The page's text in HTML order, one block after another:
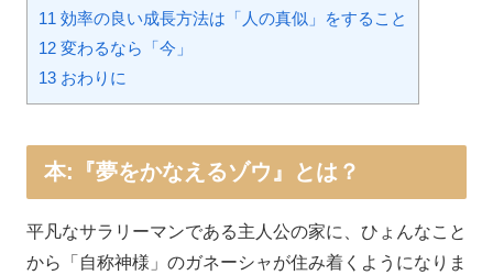
11 効率の良い成長方法は「人の真似」をすること
12 変わるなら「今」
13 おわりに
本:『夢をかなえるゾウ』とは？
平凡なサラリーマンである主人公の家に、ひょんなこと
から「自称神様」のガネーシャが住み着くようになりま